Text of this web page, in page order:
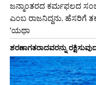
ಜನ್ಮಾಂತರದ ಕರ್ಮಫಲದ
ಎಂಬ ರಾಜನಿದ್ದನು. ಹೆಸರಿಗೆ
‘ಯಥಾ
ಶರಣಾಗತರಾದವರನ್ನು